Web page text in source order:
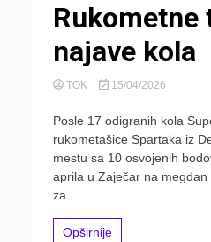
Rukometne
najave kola
TOK 15/04/2026
Posle 17 odigranih kola
rukometašice Spartaka iz
mestu sa 10 osvojenih
aprila u Zaječar na
za...
Opširnije